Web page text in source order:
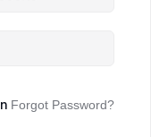
Forgot Password?